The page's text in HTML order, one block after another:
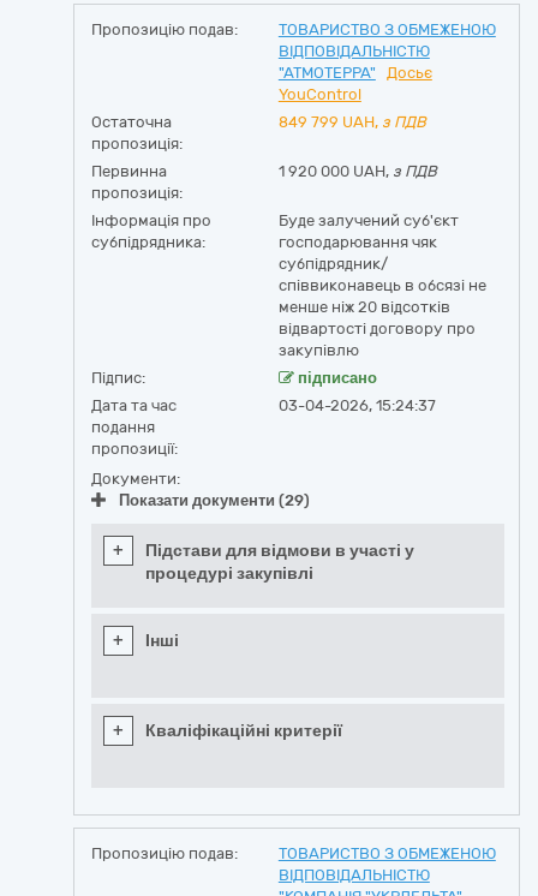
Пропозицію подав:
ТОВАРИСТВО З ОБМЕЖЕНОЮ
ВІДПОВІДАЛЬНІСТЮ
"АТМОТЕРРА"
Досьє
YouControl
Остаточна
пропозиція:
849 799 UAH, з ПДВ
Первинна
пропозиція:
1 920 000 UAH, з ПДВ
Інформація про
субпідрядника:
Буде залучений суб'єкт
господарювання чяк
субпідрядник/
співвиконавець в обсязі не
менше ніж 20 відсотків
відвартості договору про
закупівлю
Підпис:
підписано
Дата та час
подання
пропозиції:
03-04-2026, 15:24:37
Документи:
Показати документи (29)
+
Підстави для відмови в участі у
процедурі закупівлі
+ Інші
+ Кваліфікаційні критерії
Пропозицію подав:
ТОВАРИСТВО З ОБМЕЖЕНОЮ
ВІДПОВІДАЛЬНІСТЮ